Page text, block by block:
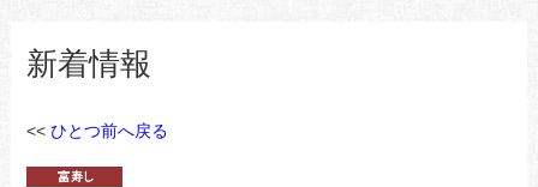
新着情報
<< ひとつ前へ戻る